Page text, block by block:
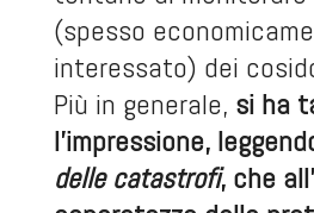
(spesso
interessato) dei
Più in generale, si ha
l’impressione,
delle catastrofi, che